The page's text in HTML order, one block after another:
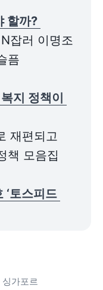
할까?
잡러 이명조
지 정책이
책 모음집
‘토스피드
가포르